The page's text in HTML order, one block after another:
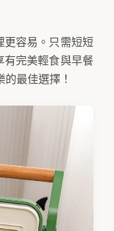
更容易。只需短短
有完美輕食與早餐
最佳選擇！